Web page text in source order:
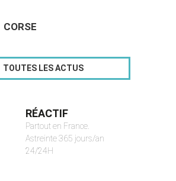
CORSE
TOUTES LES ACTUS
RÉACTIF
Partout en France.
Astreinte 365 jours/an
24/24H